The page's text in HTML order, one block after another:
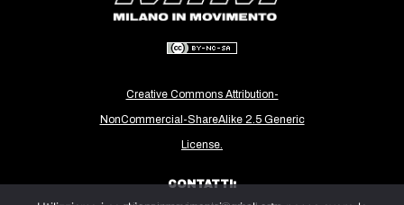
INTERNAZIONALE
AFRICA
ESTREMO ORIENTE
Creative Commons Attribution-
NonCommercial-ShareAlike 2.5 Generic
License.
CONTATTI: